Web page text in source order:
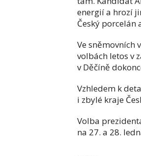
energií a hrozí
Český porcelán
Ve sněmovních
volbách letos v
v Děčíně
Vzhledem k
i zbylé kraje
Volba
na 27. a 28.